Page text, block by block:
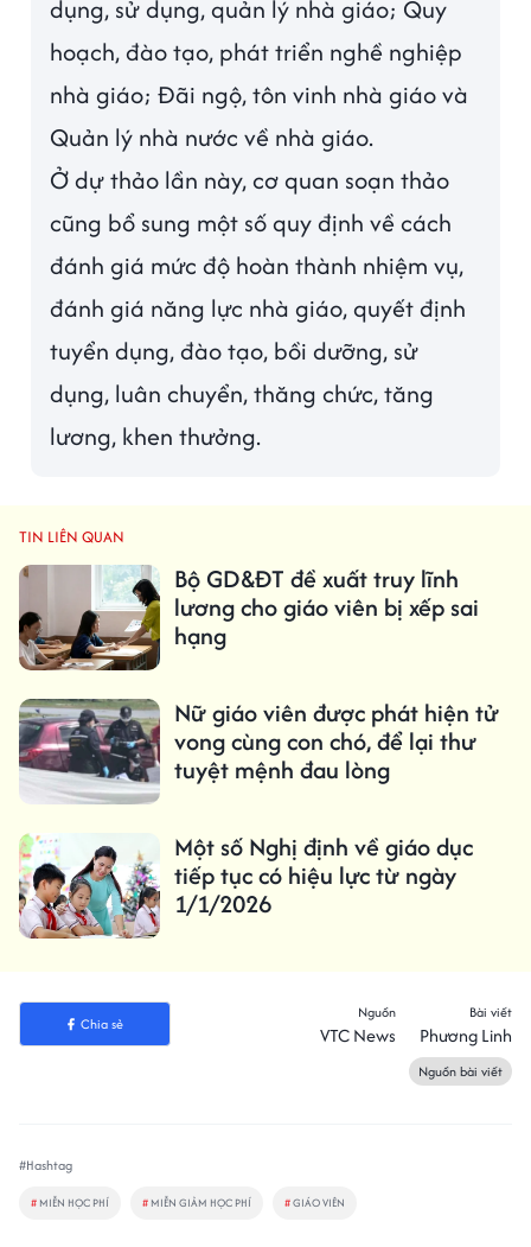
dụng, sử dụng, quản lý nhà giáo; Quy
hoạch, đào tạo, phát triển nghề nghiệp
nhà giáo; Đãi ngộ, tôn vinh nhà giáo và
Quản lý nhà nước về nhà giáo.
Ở dự thảo lần này, cơ quan soạn thảo
cũng bổ sung một số quy định về cách
đánh giá mức độ hoàn thành nhiệm vụ,
đánh giá năng lực nhà giáo, quyết định
tuyển dụng, đào tạo, bồi dưỡng, sử
dụng, luân chuyển, thăng chức, tăng
lương, khen thưởng.
TIN LIÊN QUAN
Bộ GD&ĐT đề xuất truy lĩnh
lương cho giáo viên bị xếp sai
hạng
Nữ giáo viên được phát hiện tử
vong cùng con chó, để lại thư
tuyệt mệnh đau lòng
Một số Nghị định về giáo dục
tiếp tục có hiệu lực từ ngày
1/1/2026
Chia sẻ
Nguồn
VTC News
Bài viết
Phương Linh
Nguồn bài viết
#Hashtag
# MIỄN HỌC PHÍ # MIỄN GIẢM HỌC PHÍ #GIÁO VIÊN